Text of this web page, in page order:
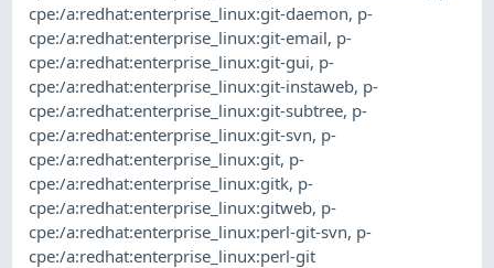
cpe:/a:redhat:enterprise_linux:git-daemon, p-
cpe:/a:redhat:enterprise_linux:git-email, p-
cpe:/a:redhat:enterprise_linux:git-gui, p-
cpe:/a:redhat:enterprise_linux:git-instaweb, p-
cpe:/a:redhat:enterprise_linux:git-subtree, p-
cpe:/a:redhat:enterprise_linux:git-svn, p-
cpe:/a:redhat:enterprise_linux:git, p-
cpe:/a:redhat:enterprise_linux:gitk, p-
cpe:/a:redhat:enterprise_linux:gitweb, p-
cpe:/a:redhat:enterprise_linux:perl-git-svn, p-
cpe:/a:redhat:enterprise_linux:perl-git